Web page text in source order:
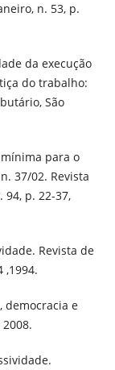
n. 53, p.
da execução
do trabalho:
São
mínima para o
37/02. Revista
94, p. 22-37,
Revista de
,1994.
democracia e